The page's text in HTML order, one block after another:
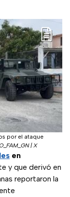
por el ataque
| X
en
y que derivó en
reportaron la